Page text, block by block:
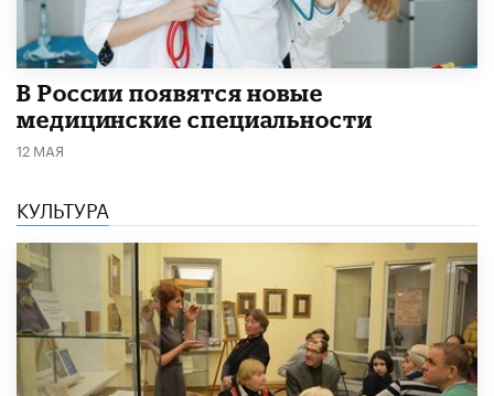
В России появятся новые
медицинские специальности
12 МАЯ
КУЛЬТУРА